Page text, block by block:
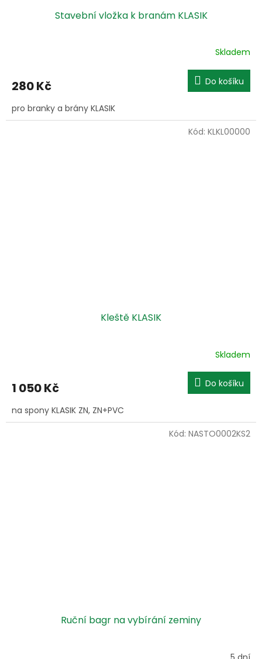
Stavební vložka k branám KLASIK
Skladem
280 Kč Do košíku
pro branky a brány KLASIK
Kleště KLASIK
Skladem
1 050 Kč Do košíku
na spony KLASIK ZN, ZN+PVC
Kód: KLKL00000
Ruční bagr na vybírání zeminy
Kód: NASTO0002KS2